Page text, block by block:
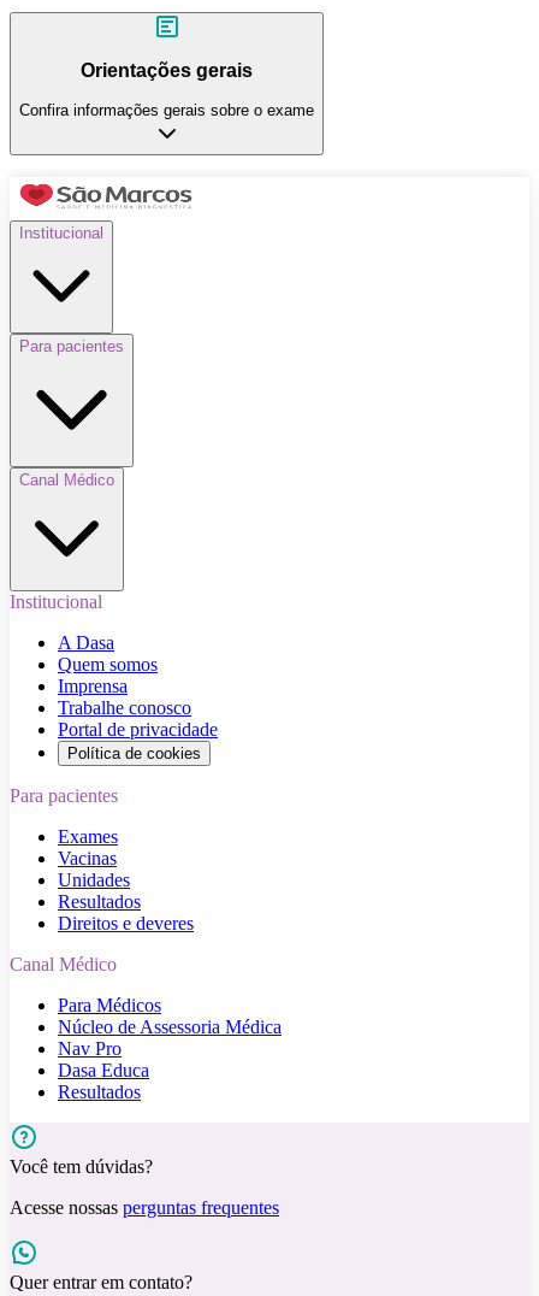
Orientações gerais
Confira informações gerais sobre o exame
Institucional
Para pacientes
Canal Médico
Institucional
A Dasa
Quem somos
Imprensa
Trabalhe conosco
Portal de privacidade
Política de cookies
Para pacientes
Exames
Vacinas
Unidades
Resultados
Direitos e deveres
Canal Médico
Para Médicos
Núcleo de Assessoria Médica
Nav Pro
Dasa Educa
Resultados
Você tem dúvidas?
Acesse nossas perguntas frequentes
Quer entrar em contato?